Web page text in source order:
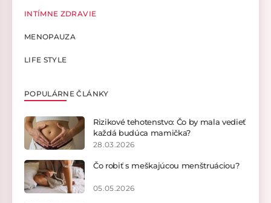
INTÍMNE ZDRAVIE
MENOPAUZA
LIFE STYLE
POPULÁRNE ČLÁNKY
Rizikové tehotenstvo: Čo by mala vedieť
každá budúca mamička?
28.03.2026
Čo robiť s meškajúcou menštruáciou?
05.05.2026